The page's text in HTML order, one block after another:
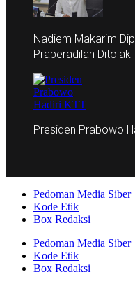
Nadiem Makarim
Praperadilan Ditolak
Presiden Prabowo
Pedoman Media Siber
Kode Etik
Box Redaksi
Pedoman Media Siber
Kode Etik
Box Redaksi